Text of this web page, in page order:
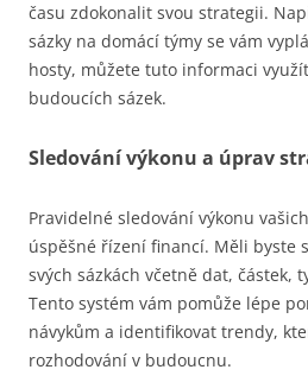
času zdokonalit svou strategii.
sázky na domácí týmy se vám
hosty, můžete tuto informaci
budoucích sázek.
Sledování výkonu a úprav
Pravidelné sledování výkonu
úspěšné řízení financí. Měli byste
svých sázkách včetně dat, částek,
Tento systém vám pomůže lépe
návykům a identifikovat trendy,
rozhodování v budoucnu.